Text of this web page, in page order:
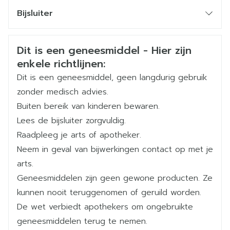
mensen)
psychische problemen; de inname van
kan ernstige, zelfs levensbedreigende
bijwerkingen veroorzaken. U moet ook tenminste
14 dagen wachten na het stopzetten van
Atomoxetine Arega vooraleer u een MAO-
remmer gebruikt.
u lijdt aan de oogaandoening die nauwe-
kamerhoekglaucoom heet (verhoogde druk in uw
oog).
u hebt ernstige problemen met uw hart, die door
een verhoging van de hartslag en/of bloeddruk
kunnen worden beïnvloed, omdat dit een effect
van Atomoxetine Arega kan zijn.
u hebt ernstige problemen met de bloedvaten in
Merken Arega
Breedte 60 mm
Lengte 116 mm
Diepte 68 mm
Actieve
Ingrediënten
atomoxetine hydrochloride
Kamertemperatuur (15°C -
25°C)
Bijsluiter
Duits
Frans Frans
Veiligheidsinformatie
Dit is een geneesmiddel - Hier zijn
enkele richtlijnen:
Dit is een geneesmiddel, geen langdurig gebruik
zonder medisch advies.
Buiten bereik van kinderen bewaren.
Lees de bijsluiter zorgvuldig.
Raadpleeg je arts of apotheker.
Neem in geval van bijwerkingen contact op met je
arts.
Geneesmiddelen zijn geen gewone producten. Ze
kunnen nooit teruggenomen of geruild worden.
De wet verbiedt apothekers om ongebruikte
geneesmiddelen terug te nemen.